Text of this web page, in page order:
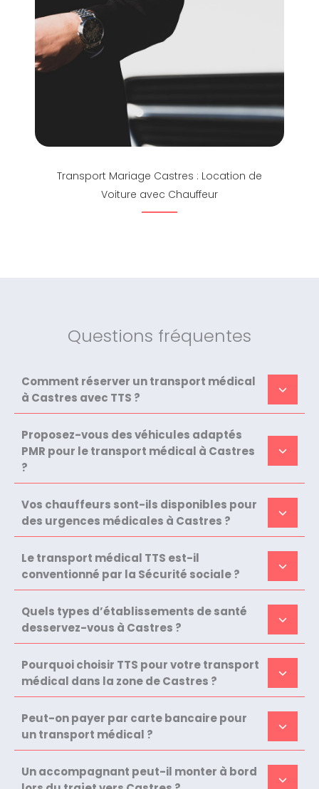
Transport Mariage Castres : Location de
Voiture avec Chauffeur
Questions fréquentes
Comment réserver un transport médical
à Castres avec TTS ?
Proposez-vous des véhicules adaptés
PMR pour le transport médical à Castres
?
Vos chauffeurs sont-ils disponibles pour
des urgences médicales à Castres ?
Le transport médical TTS est-il
conventionné par la Sécurité sociale ?
Quels types d’établissements de santé
desservez-vous à Castres ?
Pourquoi choisir TTS pour votre transport
médical dans la zone de Castres ?
Peut-on payer par carte bancaire pour
un transport médical ?
Un accompagnant peut-il monter à bord